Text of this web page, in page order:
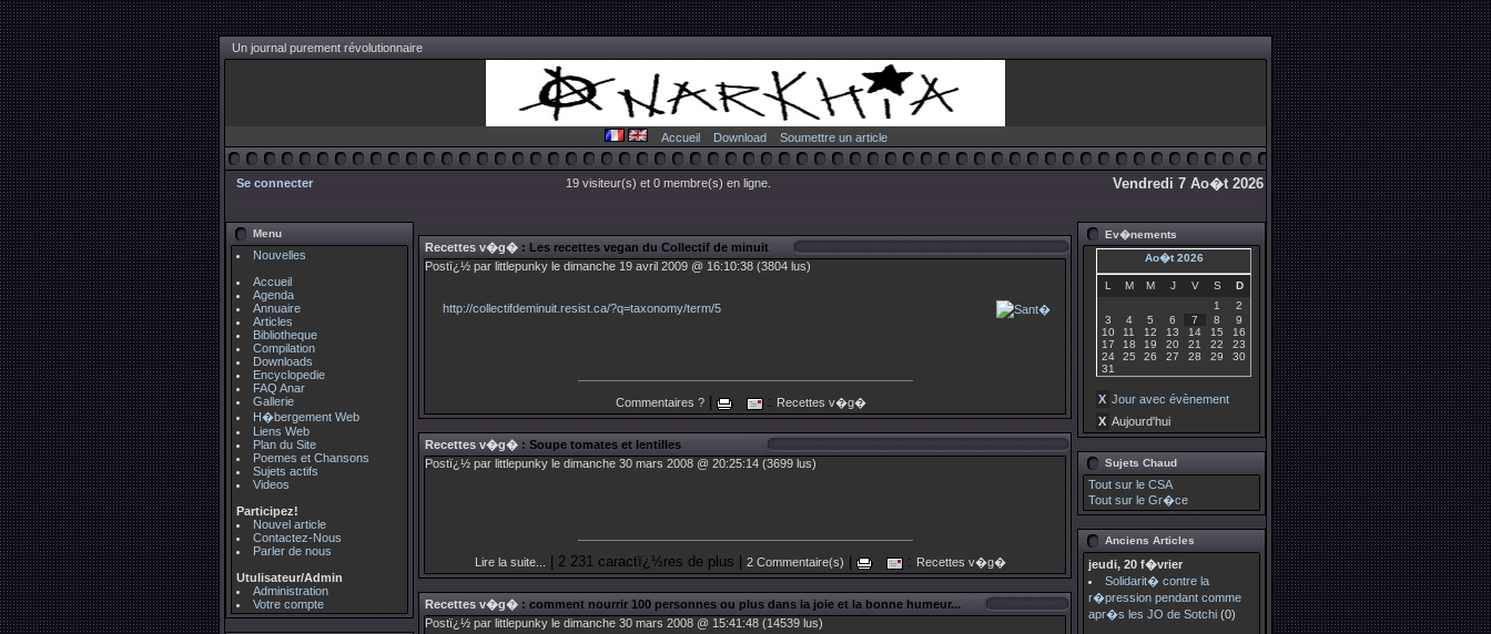
Un journal purement révolutionnaire
Accueil Download Soumettre un article
Se connecter 19 visiteur(s) et 0 membre(s) en ligne. Vendredi 7 Ao�t 2026
Menu
Nouvelles
Accueil
Agenda
Annuaire
Articles
Bibliotheque
Compilation
Downloads
Encyclopedie
FAQ Anar
Gallerie
H�bergement Web
Liens Web
Plan du Site
Poemes et Chansons
Sujets actifs
Videos
Participez!
Nouvel article
Contactez-Nous
Parler de nous
Utulisateur/Admin
Administration
Votre compte
Recettes v�g� : Les recettes vegan du Collectif de minuit
Postï¿½ par littlepunky le dimanche 19 avril 2009 @ 16:10:38 (3804 lus)
http://collectifdeminuit.resist.ca/?q=taxonomy/term/5
Commentaires ?| : Recettes v�g�
Recettes v�g� : Soupe tomates et lentilles
Postï¿½ par littlepunky le dimanche 30 mars 2008 @ 20:25:14 (3699 lus)
Lire la suite... | 2 231 caractï¿½res de plus | 2 Commentaire(s) : Recettes v�g�
Recettes v�g� : comment nourrir 100 personnes ou plus dans la joie et la bonne humeur...
Postï¿½ par littlepunky le dimanche 30 mars 2008 @ 15:41:48 (14539 lus)
Ev�nements
Ao�t 2026
L M M J V S
D
1
2
3
4 5 6 7 8
9
10
11 12 13 14 15
16
17
18 19 20 21 22
23
24
25 26 27 28 29
30
31
X Jour avec évènement
X Aujourd'hui
Sujets Chaud
Tout sur le CSA
Tout sur le Gr�ce
Anciens Articles
jeudi, 20 f�vrier
Solidarit� contre la
r�pression pendant comme
apr�s les JO de Sotchi (0)